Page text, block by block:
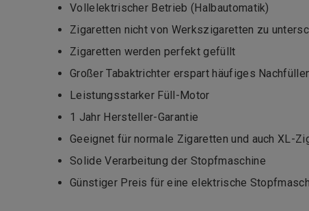
Vollelektrischer Betrieb (Halbautomatik)
Zigaretten nicht von Werkszigaretten zu
Zigaretten werden perfekt gefüllt
Großer Tabaktrichter erspart häufiges
Leistungsstarker Füll-Motor
1 Jahr Hersteller-Garantie
Geeignet für normale Zigaretten und auch XL-
Solide Verarbeitung der Stopfmaschine
Günstiger Preis für eine elektrische